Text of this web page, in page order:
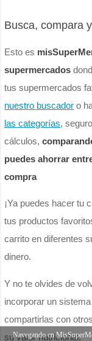
Busca, compara
Esto es
supermercados
tus supermercados
nuestro buscador o
las categorías,
cálculos,
puedes ahorrar
compra
¡Ya puedes hacer tu
tus productos
carrito en diferentes
dinero.
Y no te olvides de
incorporar un
compartirlas con
su valor nutricional.
Navegando en